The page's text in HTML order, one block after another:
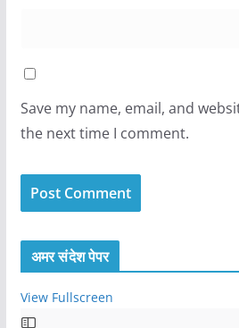
Save my name, email, and
the next time I comment.
अमर संदेश पेपर
View Fullscreen
S